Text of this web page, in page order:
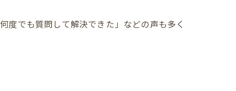
度でも質問して解決できた」などの声も多く